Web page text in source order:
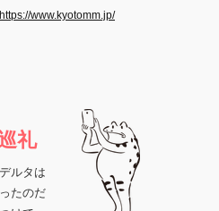
https://www.kyotomm.jp/
礼
ルタは
たのだ